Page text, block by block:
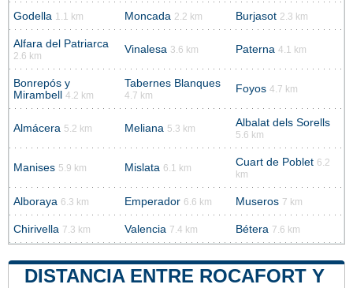
Godella 1.1 km Moncada 2.2 km Burjasot 2.3 km
Alfara del Patriarca
2.6 km
Vinalesa 3.6 km Paterna 4.1 km
Bonrepós y
Mirambell
4.2 km
Tabernes Blanques
4.7 km
Foyos 4.7 km
Almácera 5.2 km Meliana 5.3 km Albalat dels Sorells
5.6 km
Manises 5.9 km Mislata 6.1 km Cuart de Poblet 6.2
km
Alboraya 6.3 km Emperador 6.6 km Museros 7 km
Chirivella 7.3 km Valencia 7.4 km Bétera 7.6 km
DISTANCIA ENTRE ROCAFORT Y